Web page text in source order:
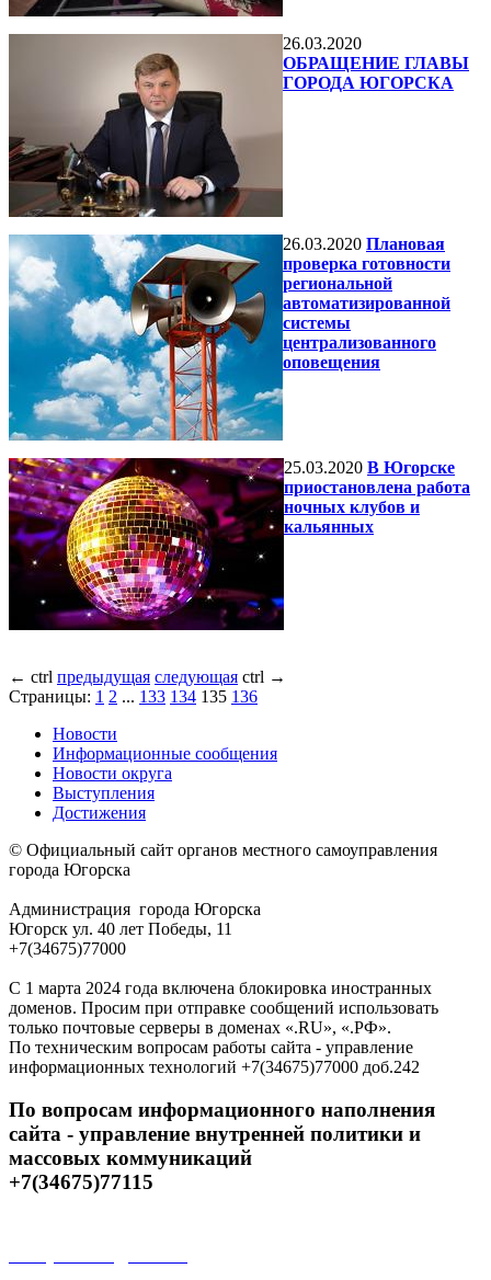
26.03.2020
ОБРАЩЕНИЕ ГЛАВЫ
ГОРОДА ЮГОРСКА
26.03.2020 Плановая
проверка готовности
региональной
автоматизированной
системы
централизованного
оповещения
25.03.2020 В Югорске
приостановлена работа
ночных клубов и
кальянных
← ctrl предыдущая следующая ctrl →
Страницы: 1 2 ... 133 134 135 136
Новости
Информационные сообщения
Новости округа
Выступления
Достижения
© Официальный сайт органов местного самоуправления
города Югорска
Администрация города Югорска
Югорск ул. 40 лет Победы, 11
+7(34675)77000
С 1 марта 2024 года включена блокировка иностранных
доменов. Просим при отправке сообщений использовать
только почтовые серверы в доменах «.RU», «.РФ».
По техническим вопросам работы сайта - управление
информационных технологий +7(34675)77000 доб.242
По вопросам информационного наполнения
сайта - управление внутренней политики и
массовых коммуникаций
+7(34675)77115